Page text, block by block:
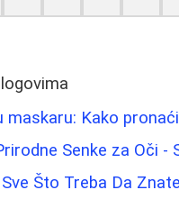
Kako
Senke za Oči -
Što Treba Da